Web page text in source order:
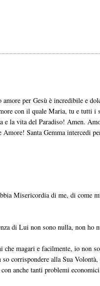
per Gesù è incredibile e
con il quale Maria, tu e tutti
la vita del Paradiso! Amen.
Santa Gemma intercedi
Misericordia di me, di come
di Lui non sono nulla, non ho
magari e facilmente, io non
corrispondere alla Sua
anche tanti problemi